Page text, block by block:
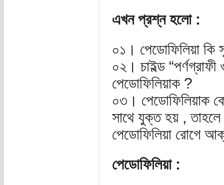
এখন প্রশ্ন হলো :
০১। পেডোফিলিয়া কি
০২। চাইল্ড
পেডোফিলিয়াক ?
০৩। পেডোফিলিয়াক
সাথে যুক্ত হয় , তাহলে
পেডোফিলিয়া রোগে
পেডোফিলিয়া :